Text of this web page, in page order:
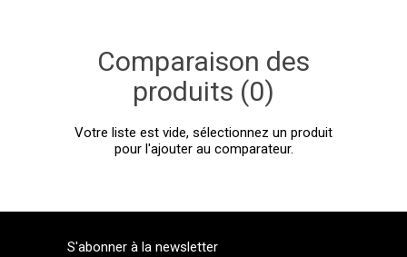
Comparaison des
produits (0)
Votre liste est vide, sélectionnez un produit
pour l'ajouter au comparateur.
S'abonner à la newsletter